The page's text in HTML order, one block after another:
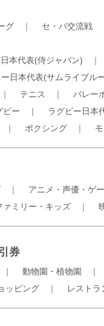
グ ｜ セ・パ交流戦
本代表(侍ジャパン)
日本代表(サムライブル
テニス ｜ バレー
ビー ｜ ラグビー日本
｜ ボクシング ｜
｜ アニメ・声優・ゲ
ァミリー・キッズ ｜
券
｜ 動物園・植物園 ｜
ッピング ｜ レストラ